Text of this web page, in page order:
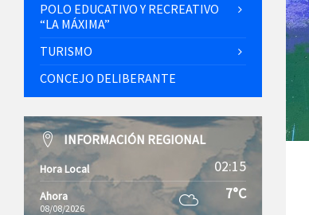
POLO EDUCATIVO Y RECREATIVO
“LA MÁXIMA”
TURISMO
CONCEJO DELIBERANTE
INFORMACIÓN REGIONAL
Hora Local 02:15
Ahora
08/08/2026
7°C